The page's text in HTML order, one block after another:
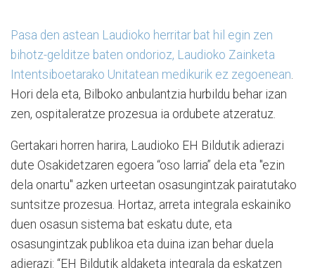
Pasa den astean Laudioko herritar bat hil egin zen
bihotz-gelditze baten ondorioz, Laudioko Zainketa
Intentsiboetarako Unitatean medikurik ez zegoenean
Hori dela eta, Bilboko anbulantzia hurbildu behar izan
zen, ospitaleratze prozesua ia ordubete atzeratuz.
Gertakari horren harira, Laudioko EH Bildutik adierazi
dute Osakidetzaren egoera “oso larria” dela eta "ezin
dela onartu" azken urteetan osasungintzak pairatutako
suntsitze prozesua. Hortaz, arreta integrala eskainiko
duen osasun sistema bat eskatu dute, eta
osasungintzak publikoa eta duina izan behar duela
adierazi: “EH Bildutik aldaketa integrala da eskatzen